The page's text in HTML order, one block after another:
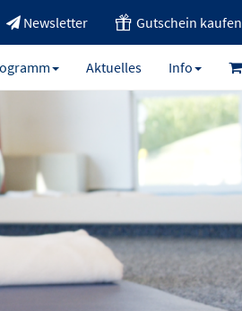
Newsletter Gutschein kaufen
Aktuelles Info